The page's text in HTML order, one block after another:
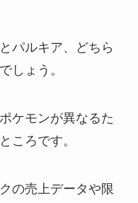
パルキア、どちら
しょう。
ケモンが異なるた
ころです。
の売上データや限